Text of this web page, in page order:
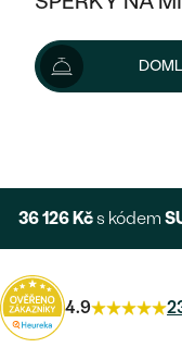
DLE STYLU
BEZ KAMENE
VYKROJENÉ
VINTAGE
POSTRANNÍ
HALO
VINTAGE
SNUBNÍ A
NETRADIČNÍ
VÝPRODEJ
KDYŽ
NÁUŠNICE
PŘÍVĚSKY
PLATINOVÉ
PECKOVÉ
VISACÍ
ZLATÉ
STŘÍBRNÉ
DLE STYLU
NAROZENÍ
ŠPERKY
VÝPRODEJ
ZLATÉ
STŘÍBRNÉ
PLATINOVÉ
40 140 Kč41
Šperk vám vyrobíme
Možnosti doručení
36 126 Kčs kódem
4.9